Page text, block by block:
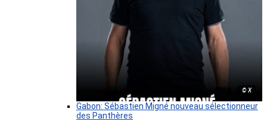
© X
Gabon: Sébastien Migné nouveau sélectionneur
des Panthères